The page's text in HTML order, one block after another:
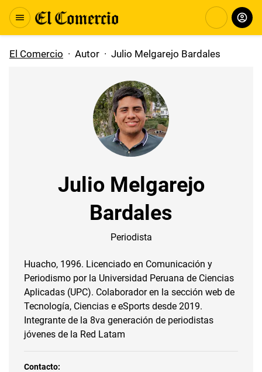
El Comercio · Autor · Julio Melgarejo Bardales
Julio Melgarejo
Bardales
Periodista
Huacho, 1996. Licenciado en Comunicación y
Periodismo por la Universidad Peruana de Ciencias
Aplicadas (UPC). Colaborador en la sección web de
Tecnología, Ciencias e eSports desde 2019.
Integrante de la 8va generación de periodistas
jóvenes de la Red Latam
Contacto: